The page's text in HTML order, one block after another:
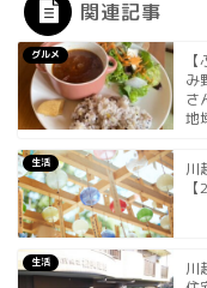
関連記事
グルメ
み
さ
地
生活
川
生活
川